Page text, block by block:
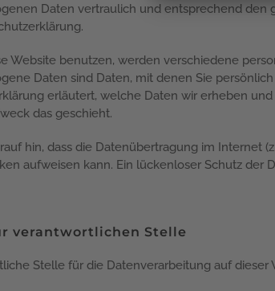
Daten vertraulich und entsprechend den
Website benutzen, werden verschiedene
Daten sind Daten, mit denen Sie
erläutert, welche Daten wir erheben
das geschieht.
hin, dass die Datenübertragung im Internet
aufweisen kann. Ein lückenloser Schutz der
verantwortlichen Stelle
Stelle für die Datenverarbeitung auf dieser